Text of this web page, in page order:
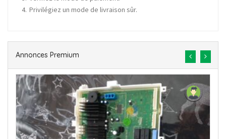
Privilégiez un mode de livraison sûr.
Annonces Premium